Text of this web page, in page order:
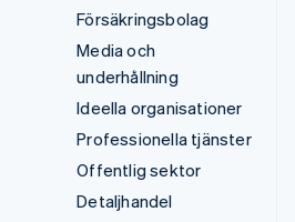
Försäkringsbolag
Media och
underhållning
Ideella organisationer
Professionella tjänster
Offentlig sektor
Detaljhandel